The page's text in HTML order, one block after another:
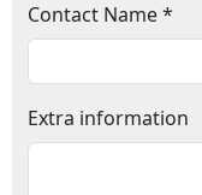
Contact Name *
Extra information